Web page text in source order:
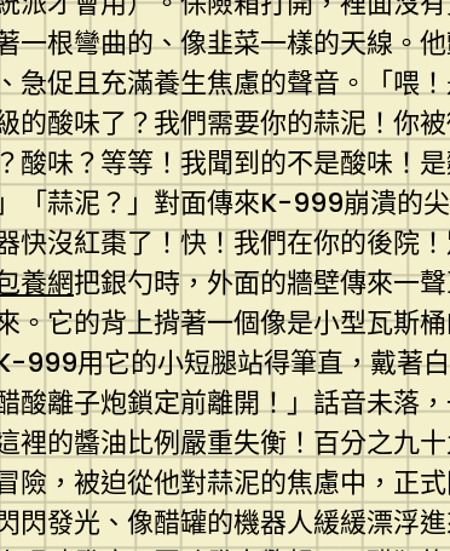
一根彎曲的、像韭菜一樣的天線。
急促且充滿養生焦慮的聲音。「喂
的酸味了？我們需要你的蒜泥！你
酸味？等等！我聞到的不是酸味！
「蒜泥？」對面傳來K-999崩潰的
快沒紅棗了！快！我們在你的後院
養網把銀勺時，外面的牆壁傳來一
。它的背上揹著一個像是小型瓦斯
999用它的小短腿站得筆直，戴著
酸離子炮鎖定前離開！」話音未落
裡的醬油比例嚴重失衡！百分之九
險，被迫從他對蒜泥的焦慮中，正
閃發光、像醋罐的機器人緩緩漂浮